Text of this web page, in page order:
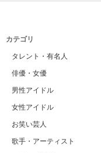
カテゴリ
タレント・有名人
俳優・女優
男性アイドル
女性アイドル
お笑い芸人
歌手・アーティスト